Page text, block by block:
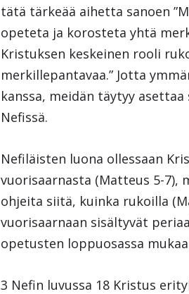
tätä tärkeää aihetta sanoen
opeteta ja korosteta yhtä
Kristuksen keskeinen rooli
merkillepantavaa.” Jotta
kanssa, meidän täytyy
Nefissä.
Nefiläisten luona ollessaan
vuorisaarnasta (Matteus 5-7),
ohjeita siitä, kuinka rukoilla
vuorisaarnaan sisältyvät
opetusten loppuosassa
3 Nefin luvussa 18 Kristus